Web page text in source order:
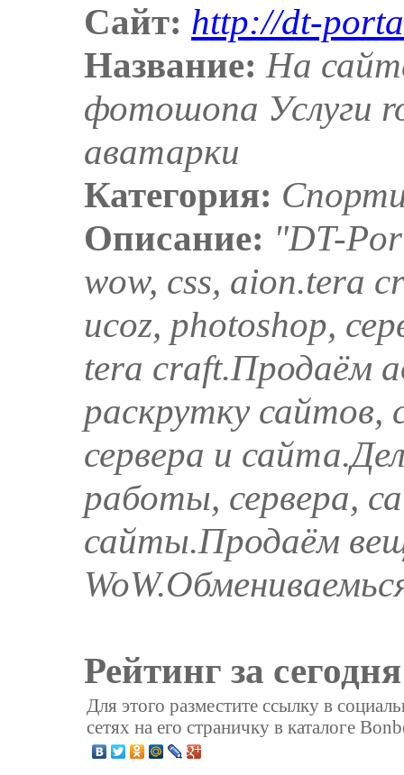
Сайт: http://dt-
Название: На
фотошопа Услуги
аватарки
Категория:
Описание: "DT-
wow, css, aion.tera
ucoz, photoshop,
tera craft.Продаём
раскрутку сайтов,
сервера и
работы, сервера,
сайты.Продаём
Рейтинг за
Для этого разместите ссылку в
сетях на его страничку в каталоге